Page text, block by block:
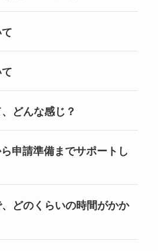
どんな感じ？
申請準備までサポートし
どのくらいの時間がかか